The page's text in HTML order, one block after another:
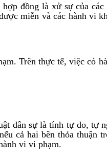
đồng là xử sự của các
miễn và các hành vi
Trên thực tế, việc có
dân sự là tính tự do, tự
cả hai bên thỏa thuận
vi vi phạm.